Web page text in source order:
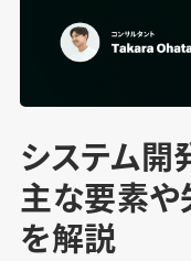
システム開
主な要素や
を解説